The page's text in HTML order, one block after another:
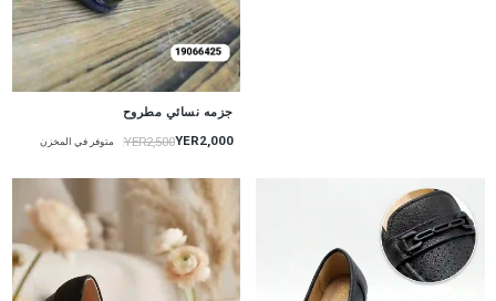
جزمه نسائي مطروح
YER2,000
YER2,500 متوفر في المخزن